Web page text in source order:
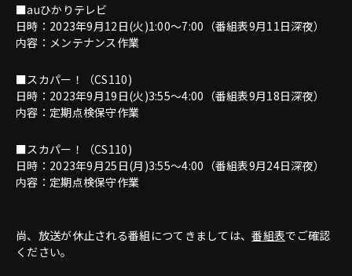
■auひかりテレビ
日時：2023年9月12日(火)1:00～7:00（番組表9月11日深夜）
内容：メンテナンス作業
■スカパー！（CS110)
日時：2023年9月19日(火)3:55～4:00（番組表9月18日深夜）
内容：定期点検保守作業
■スカパー！（CS110)
日時：2023年9月25日(月)3:55～4:00（番組表9月24日深夜）
内容：定期点検保守作業
尚、放送が休止される番組につてきましては、番組表でご確認
ください。